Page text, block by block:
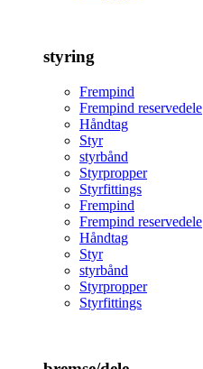
styring
Frempind
Frempind reservedele
Håndtag
Styr
styrbånd
Styrpropper
Styrfittings
Frempind
Frempind reservedele
Håndtag
Styr
styrbånd
Styrpropper
Styrfittings